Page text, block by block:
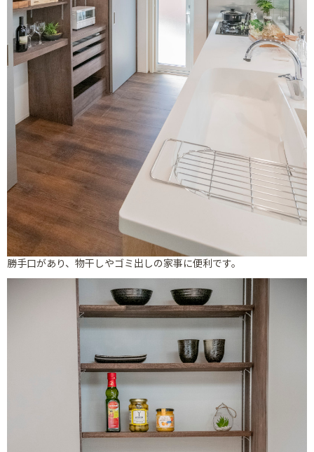
勝手口があり、物干しやゴミ出しの家事に便利です。